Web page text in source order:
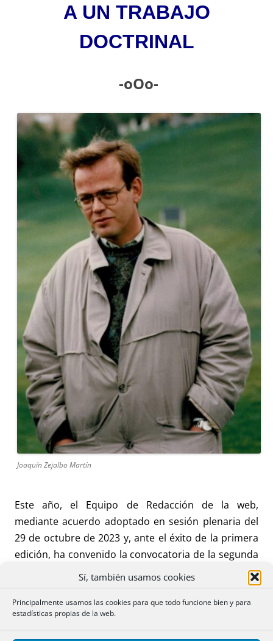
Sí, también usamos cookies
Principalmente usamos las cookies para que todo funcione bien y para
estadísticas propias de la web.
A UN TRABAJO
DOCTRINAL
-oOo-
Joaquín Zejalbo Martín
Este año, el Equipo de Redacción de la web,
mediante acuerdo adoptado en sesión plenaria del
29 de octubre de 2023 y, ante el éxito de la primera
edición, ha convenido la convocatoria de la segunda
edición de este premio, en memoria de nuestro
querido compañero, prematuramente fallecido,
Joaquín Zejalbo Martín, para reconocer
públicamente el valor de un
jurídico de derecho privado o relacionado con